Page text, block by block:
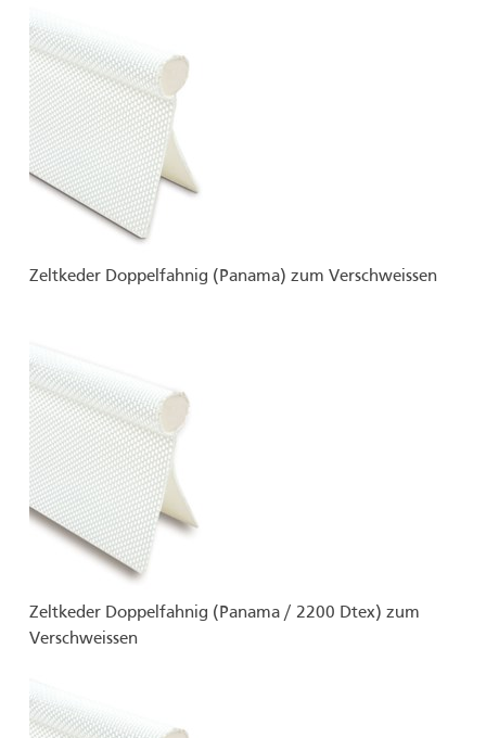
Zeltkeder Doppelfahnig (Panama) zum Verschweissen
Zeltkeder Doppelfahnig (Panama / 2200 Dtex) zum
Verschweissen